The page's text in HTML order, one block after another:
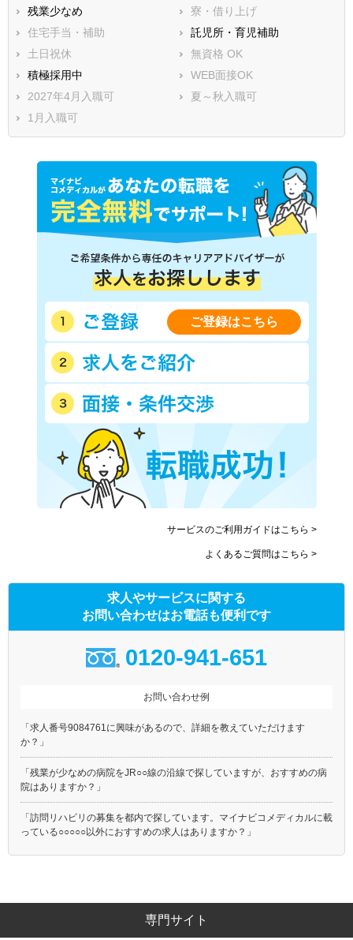
残業少なめ
寮・借り上げ
住宅手当・補助
託児所・育児補助
土日祝休
無資格 OK
積極採用中
WEB面接OK
2027年4月入職可
夏～秋入職可
1月入職可
ご登録はこちら
サービスのご利用ガイドはこちら >
よくあるご質問はこちら >
求人やサービスに関する
お問い合わせはお電話も便利です
0120-941-651
お問い合わせ例
「求人番号9084761に興味があるので、詳細を教えていただけます
か？」
「残業が少なめの病院をJR○○線の沿線で探していますが、おすすめの病
院はありますか？」
「訪問リハビリの募集を都内で探しています。マイナビコメディカルに載
っている○○○○○以外におすすめの求人はありますか？」
専門サイト